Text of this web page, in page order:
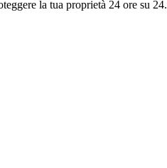
la tua proprietà 24 ore su 24.